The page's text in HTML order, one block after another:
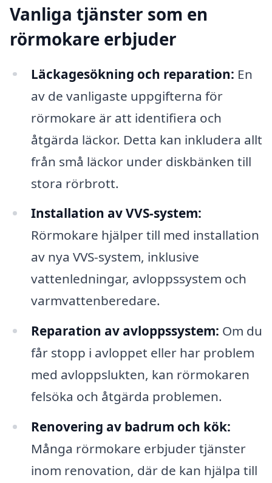
Vanliga tjänster som en
rörmokare erbjuder
Läckagesökning och reparation: En
av de vanligaste uppgifterna för
rörmokare är att identifiera och
åtgärda läckor. Detta kan inkludera allt
från små läckor under diskbänken till
stora rörbrott.
Installation av VVS-system:
Rörmokare hjälper till med installation
av nya VVS-system, inklusive
vattenledningar, avloppssystem och
varmvattenberedare.
Reparation av avloppssystem: Om du
får stopp i avloppet eller har problem
med avloppslukten, kan rörmokaren
felsöka och åtgärda problemen.
Renovering av badrum och kök:
Många rörmokare erbjuder tjänster
inom renovation, där de kan hjälpa till